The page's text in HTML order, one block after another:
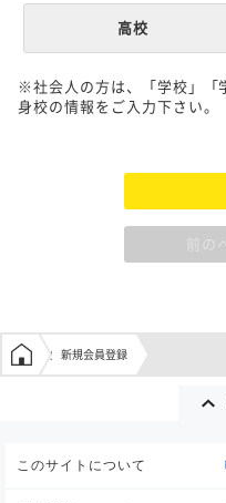
高校
※社会人の方は、「学校」「
身校の情報をご入力下さい。
前の
学生の窓口トップ
新規会員登録
このサイトについて